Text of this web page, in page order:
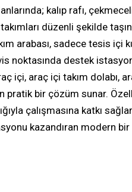
kalıp rafı,
düzenli şekilde
arabası, sadece tesis içi
noktasında destek
içi, araç içi takım dolabı,
pratik bir çözüm sunar.
çalışmasına katkı
kazandıran modern bir